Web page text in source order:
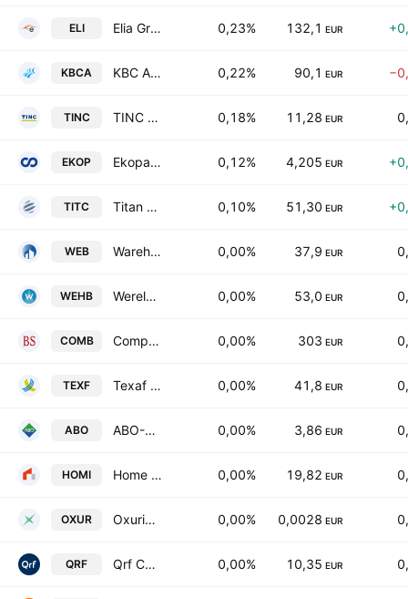
ELI Elia Group SA/NV 0,23% 132,1 EUR
KBCA KBC Ancora SCA 0,22% 90,1 EUR
TINC TINC NV 0,18% 11,28 EUR
EKOP Ekopak NV 0,12% 4,205 EUR
TITC Titan S.A. 0,10% 51,30 EUR
WEB Warehouses Estates N.V. 0,00% 37,9 EUR
WEHB Wereldhave Belgium SCA 0,00% 53,0 EUR
COMB Compagnie du Bois Sauvage SA 0,00% 303 EUR
TEXF Texaf SA 0,00% 41,8 EUR
ABO ABO-Group Environment NV 0,00% 3,86 EUR
HOMI Home Invest Belgium SA 0,00% 19,82 EUR
OXUR Oxurion NV 0,00% 0,0028 EUR
QRF Qrf Comm. VA 0,00% 10,35 EUR